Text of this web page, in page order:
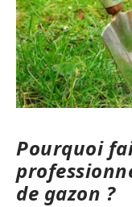
Pourquoi
de gazon ?